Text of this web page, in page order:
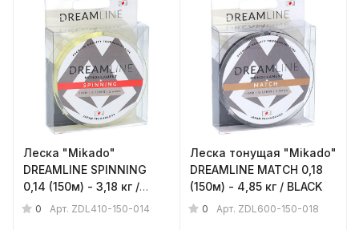
Леска "Mikado"
DREAMLINE SPINNING
0,14 (150м) - 3,18 кг /
YELLOW
0 Арт. ZDL410-150-014
Леска тонущая "Mikado"
DREAMLINE MATCH 0,18
(150м) - 4,85 кг / BLACK
0 Арт. ZDL600-150-018